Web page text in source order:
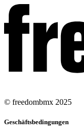
© freedombmx 2025
Geschäftsbedingungen